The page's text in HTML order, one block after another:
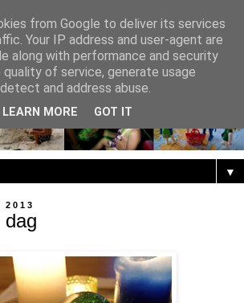
▼
dag
from Google to deliver its services
Your IP address and user-agent are
along with performance and security
of service, generate usage
and address abuse.
LEARN MORE GOT IT